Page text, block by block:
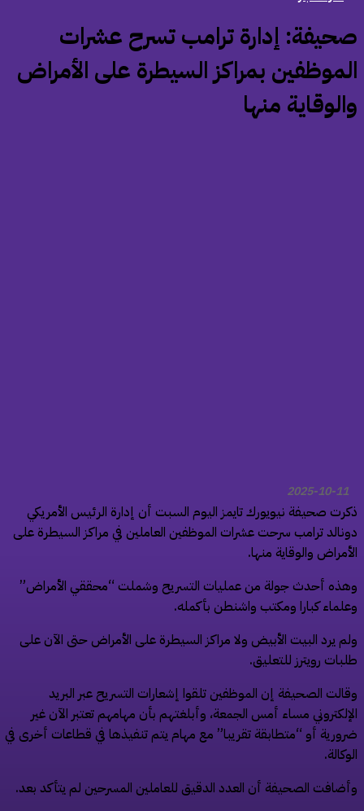
إدارة ترامب تسرح عشرات
بمراكز السيطرة على الأمراض
منها
2025-10-11
صحيفة نيويورك تايمز اليوم السبت أن إدارة الرئيس الأمريكي
ترامب سرحت عشرات الموظفين العاملين في مراكز السيطرة على
والوقاية منها.
أحدث جولة من عمليات التسريح وشملت “محققي الأمراض”
كبارا ومكتب واشنطن بأكمله.
يرد البيت الأبيض ولا مراكز السيطرة على الأمراض حتى الآن على
رويترز للتعليق.
الصحيفة إن الموظفين تلقوا إشعارات التسريح عبر البريد
مساء أمس الجمعة، وأبلغتهم بأن مهامهم تعتبر الآن غير
أو “متطابقة تقريبا” مع مهام يتم تنفيذها في قطاعات أخرى في
الصحيفة أن العدد الدقيق للعاملين المسرحين لم يتأكد بعد.